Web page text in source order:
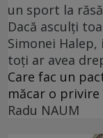
un sport la
Dacă asculți
Simonei
toți ar avea
Care fac un
măcar o privire
Radu NAUM